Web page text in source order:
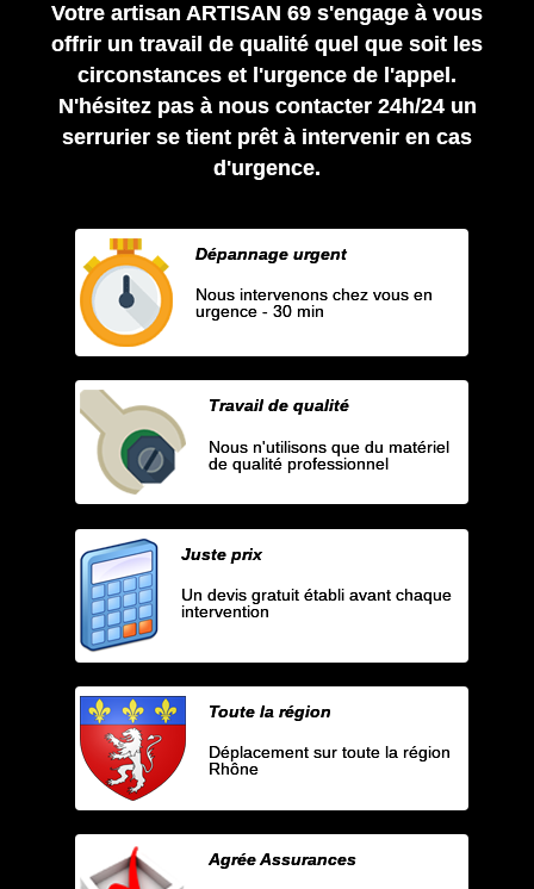
Votre artisan ARTISAN 69 s'engage à vous
offrir un travail de qualité quel que soit les
circonstances et l'urgence de l'appel.
N'hésitez pas à nous contacter 24h/24 un
serrurier se tient prêt à intervenir en cas
d'urgence.
Dépannage urgent
Nous intervenons chez vous en
urgence - 30 min
Travail de qualité
Nous n'utilisons que du matériel
de qualité professionnel
Juste prix
Un devis gratuit établi avant chaque
intervention
Toute la région
Déplacement sur toute la région
Rhône
Agrée Assurances